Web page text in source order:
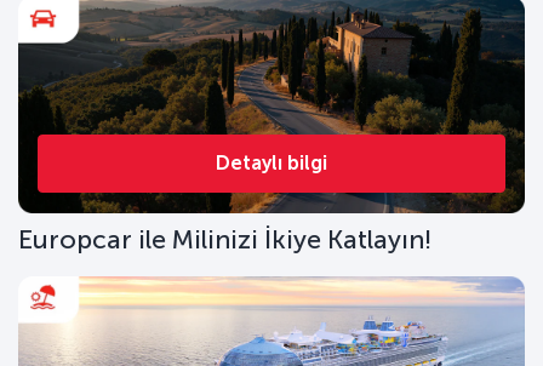
Detaylı bilgi
Europcar ile Milinizi İkiye Katlayın!